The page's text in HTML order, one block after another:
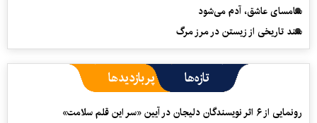
سامسای عاشق، آدم می‌شود
سند تاریخی از زیستن در مرز مرگ
تازه‌ها پربازدیدها
رونمایی از ۶ اثر نویسندگان دلیجان در آیین «سر این قلم سلامت»